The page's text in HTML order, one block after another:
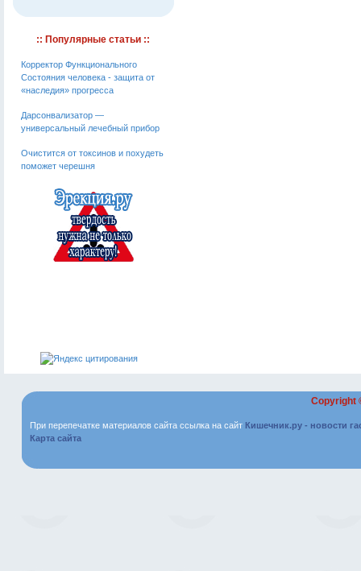
:: Популярные статьи ::
Корректор Функционального
Состояния человека - защита от
«наследия» прогресса
Дарсонвализатор —
универсальный лечебный прибор
Очистится от токсинов и похудеть
поможет черешня
Copyright
При перепечатке материалов сайта ссылка на сайт Кишечник.ру - новости
Карта сайта